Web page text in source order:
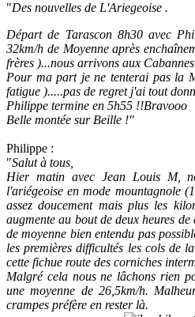
"Des nouvelles de L'Ariegeoise .
Départ de Tarascon 8h30 avec
32km/h de Moyenne après
frères )...nous arrivons aux
Pour ma part je ne tenterai pas la
fatigue ).....pas de regret j'ai tout
Philippe termine en 5h55 !!Bravooo
Belle montée sur Beille !"
Philippe :
"Salut à tous,
Hier matin avec Jean Louis M,
l'ariégeoise en mode mountagnole
assez doucement mais plus les
augmente au bout de deux heures
de moyenne bien entendu pas
les premières difficultés les cols de
cette fichue route des corniches
Malgré cela nous ne lâchons rien
une moyenne de 26,5km/h.
crampes préfère en rester là.